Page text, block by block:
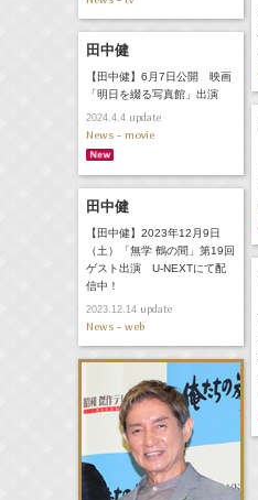
田中健
【田中健】6月7日公開 映画
「明日を綴る写真館」出演
2024.4.4update
News - movie
田中健
【田中健】2023年12月9日
（土）「無学 鶴の間」第19回
ゲスト出演 U-NEXTにて配
信中！
2023.12.14update
News - web